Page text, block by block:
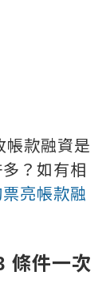
帳款融資是
？如有相
亮帳款融
條件一次